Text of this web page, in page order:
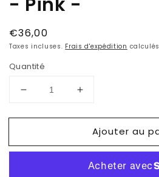
Prix
habituel
€36,00
Taxes incluses. Frais d'expédition
Quantité
Réduire
quantité
Boucles
Augmenter
quantité
Boucles
MAILLON
Ajouter au